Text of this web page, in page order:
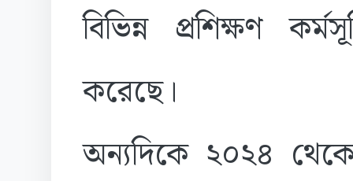
বিভিন্ন প্রশিক্ষণ
করেছে।
অন্যদিকে ২০২৪